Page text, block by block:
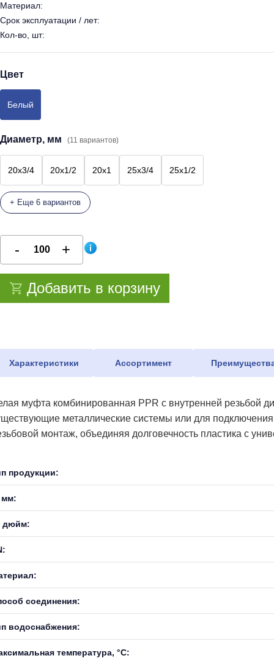
Материал:
Срок эксплуатации / лет:
Кол-во, шт:
Цвет
Белый
Диаметр, мм (11 вариантов)
20х3/4 20х1/2 20х1 25х3/4 25х1/2
+ Еще 6 вариантов
Добавить в корзину
Характеристики Ассортимент
муфта комбинированная PPR с внутренней резьбой
металлические системы или для
монтаж, объединяя долговечность пластика с
продукции:
мм:
дюйм:
соединения:
водоснабжения:
температура, °С: